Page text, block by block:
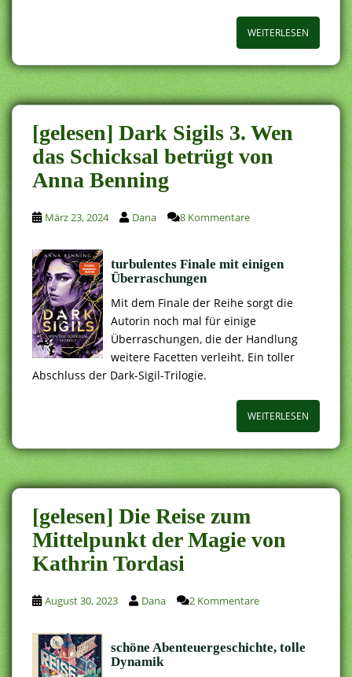
WEITERLESEN
[gelesen] Dark Sigils 3. Wen
das Schicksal betrügt von
Anna Benning
März 23, 2024 Dana 8 Kommentare
turbulentes Finale mit einigen
Überraschungen
Mit dem Finale der Reihe sorgt die
Autorin noch mal für einige
Überraschungen, die der Handlung
weitere Facetten verleiht. Ein toller
Abschluss der Dark-Sigil-Trilogie.
WEITERLESEN
[gelesen] Die Reise zum
Mittelpunkt der Magie von
Kathrin Tordasi
August 30, 2023 Dana 2 Kommentare
schöne Abenteuergeschichte, tolle
Dynamik